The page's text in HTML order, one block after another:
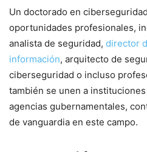
Un doctorado en
oportunidades profesionales,
analista‍ de seguridad, director
información, arquitecto de⁣
ciberseguridad o ⁤incluso
también‍ se unen a
agencias⁢ gubernamentales,
de vanguardia en‍ este campo.